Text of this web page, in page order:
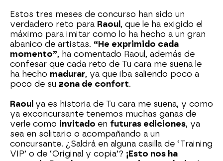
Estos tres meses de concurso han sido un
verdadero reto para Raoul , que le ha exigido el
máximo para imitar como lo ha hecho a un gran
abanico de artistas. “He exprimido cada
momento”, ha comentado Raoul, además de
confesar que cada reto de Tu cara me suena le
ha hecho madurar, ya que iba saliendo poco a
poco de su zona de confort.
Raoul ya es historia de Tu cara me suena, y como
ya exconcursante tenemos muchas ganas de
verle como invitado en futuras ediciones, ya
sea en solitario o acompañando a un
concursante. ¿Saldrá en alguna casilla de ‘Training
VIP’ o de ‘Original y copia’? ¡Esto nos ha